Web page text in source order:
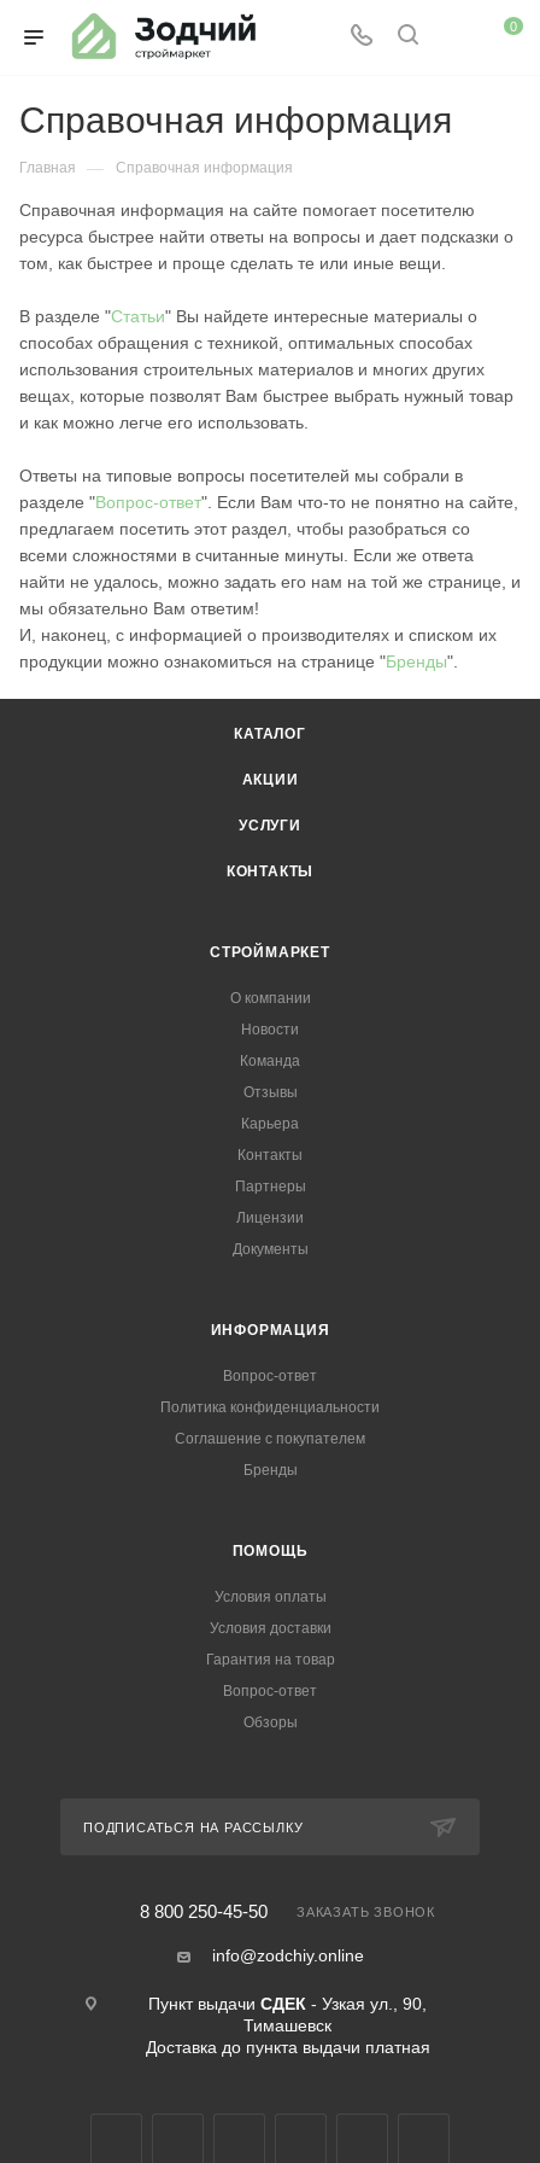
0
Справочная информация
Главная — Справочная информация
Справочная информация на сайте помогает посетителю
ресурса быстрее найти ответы на вопросы и дает подсказки о
том, как быстрее и проще сделать те или иные вещи.
В разделе "Статьи" Вы найдете интересные материалы о
способах обращения с техникой, оптимальных способах
использования строительных материалов и многих других
вещах, которые позволят Вам быстрее выбрать нужный товар
и как можно легче его использовать.
Ответы на типовые вопросы посетителей мы собрали в
разделе "Вопрос-ответ". Если Вам что-то не понятно на сайте,
предлагаем посетить этот раздел, чтобы разобраться со
всеми сложностями в считанные минуты. Если же ответа
найти не удалось, можно задать его нам на той же странице, и
мы обязательно Вам ответим!
И, наконец, с информацией о производителях и списком их
продукции можно ознакомиться на странице "Бренды".
КАТАЛОГ
АКЦИИ
УСЛУГИ
КОНТАКТЫ
СТРОЙМАРКЕТ
О компании
Новости
Команда
Отзывы
Карьера
Контакты
Партнеры
Лицензии
Документы
ИНФОРМАЦИЯ
Вопрос-ответ
Политика конфиденциальности
Соглашение с покупателем
Бренды
ПОМОЩЬ
Условия оплаты
Условия доставки
Гарантия на товар
Вопрос-ответ
Обзоры
ПОДПИСАТЬСЯ НА РАССЫЛКУ
8 800 250-45-50 ЗАКАЗАТЬ ЗВОНОК
info@zodchiy.online
Пункт выдачи СДЕК - Узкая ул., 90,
Тимашевск
Доставка до пункта выдачи платная